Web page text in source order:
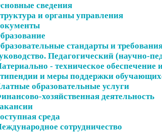
сведения
и органы управления
стандарты и
Педагогический (научно-
- техническое обеспечение
и меры поддержки
образовательные услуги
хозяйственная деятельность
среда
сотрудничество